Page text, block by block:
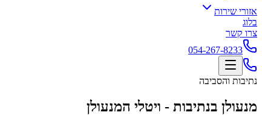
אזורי שירות
בלוג
צרו קשר
054-267-8233
נתיבות והסביבה
מנעולן בנתיבות - ויטלי המנעולן